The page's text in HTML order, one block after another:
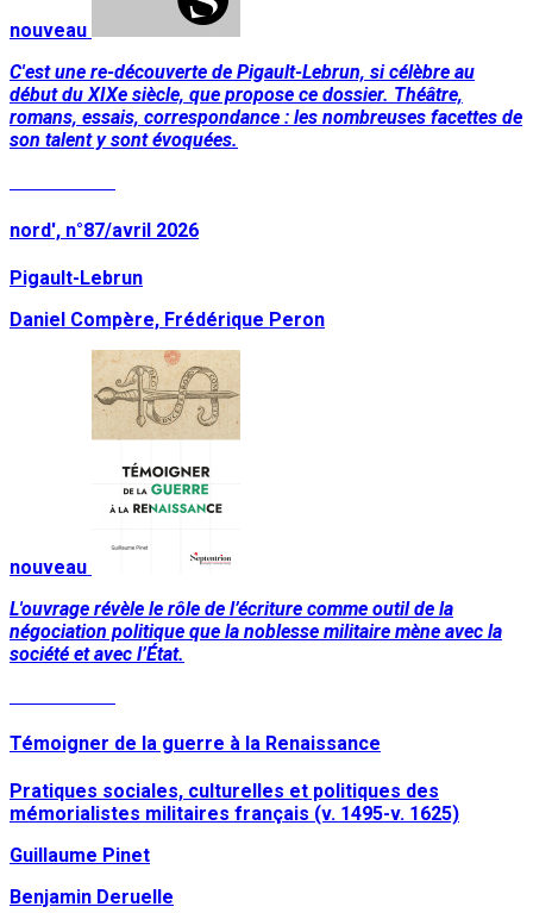
nouveau
C'est une re-découverte de Pigault-Lebrun, si célèbre au
début du XIXe siècle, que propose ce dossier. Théâtre,
romans, essais, correspondance : les nombreuses facettes de
son talent y sont évoquées.
nord', n°87/avril 2026
Pigault-Lebrun
Daniel Compère, Frédérique Peron
nouveau
L'ouvrage révèle le rôle de l’écriture comme outil de la
négociation politique que la noblesse militaire mène avec la
société et avec l’État.
Témoigner de la guerre à la Renaissance
Pratiques sociales, culturelles et politiques des
mémorialistes militaires français (v. 1495-v. 1625)
Guillaume Pinet
Benjamin Deruelle